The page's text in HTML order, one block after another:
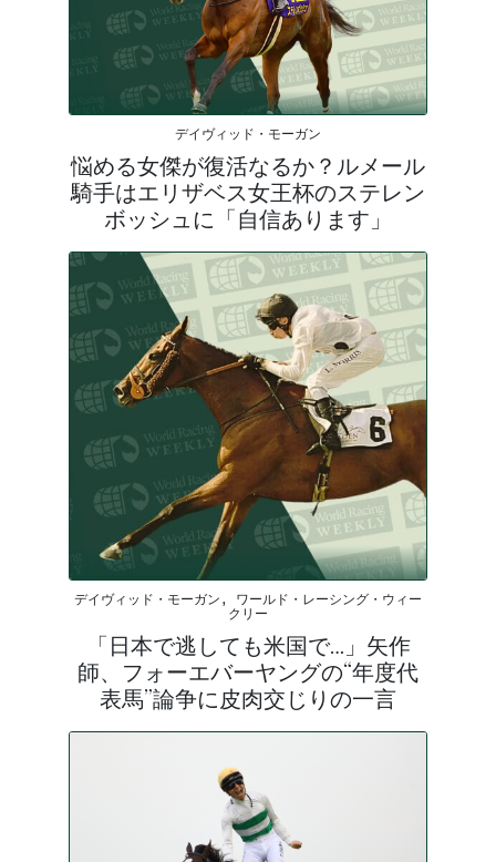
デイヴィッド・モーガン
悩める女傑が復活なるか？ルメール
騎手はエリザベス女王杯のステレン
ボッシュに「自信あります」
デイヴィッド・モーガン, ワールド・レーシング・ウィー
クリー
「日本で逃しても米国で…」矢作
師、フォーエバーヤングの“年度代
表馬”論争に皮肉交じりの一言